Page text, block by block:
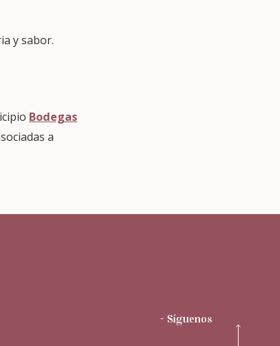
y sabor.
Bodegas
a
- Síguenos